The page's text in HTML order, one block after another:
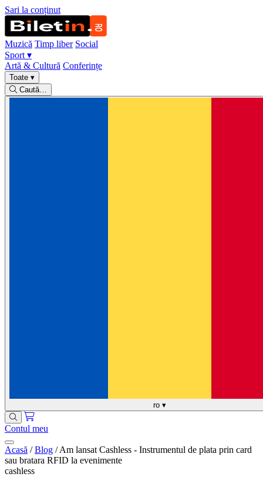
Sari la conținut
Muzică Timp liber Social
Sport ▾
Artă & Cultură Conferințe
Toate ▾
Caută…
ro ▾
Contul meu
Acasă / Blog / Am lansat Cashless - Instrumentul de plata prin card
sau bratara RFID la evenimente
cashless